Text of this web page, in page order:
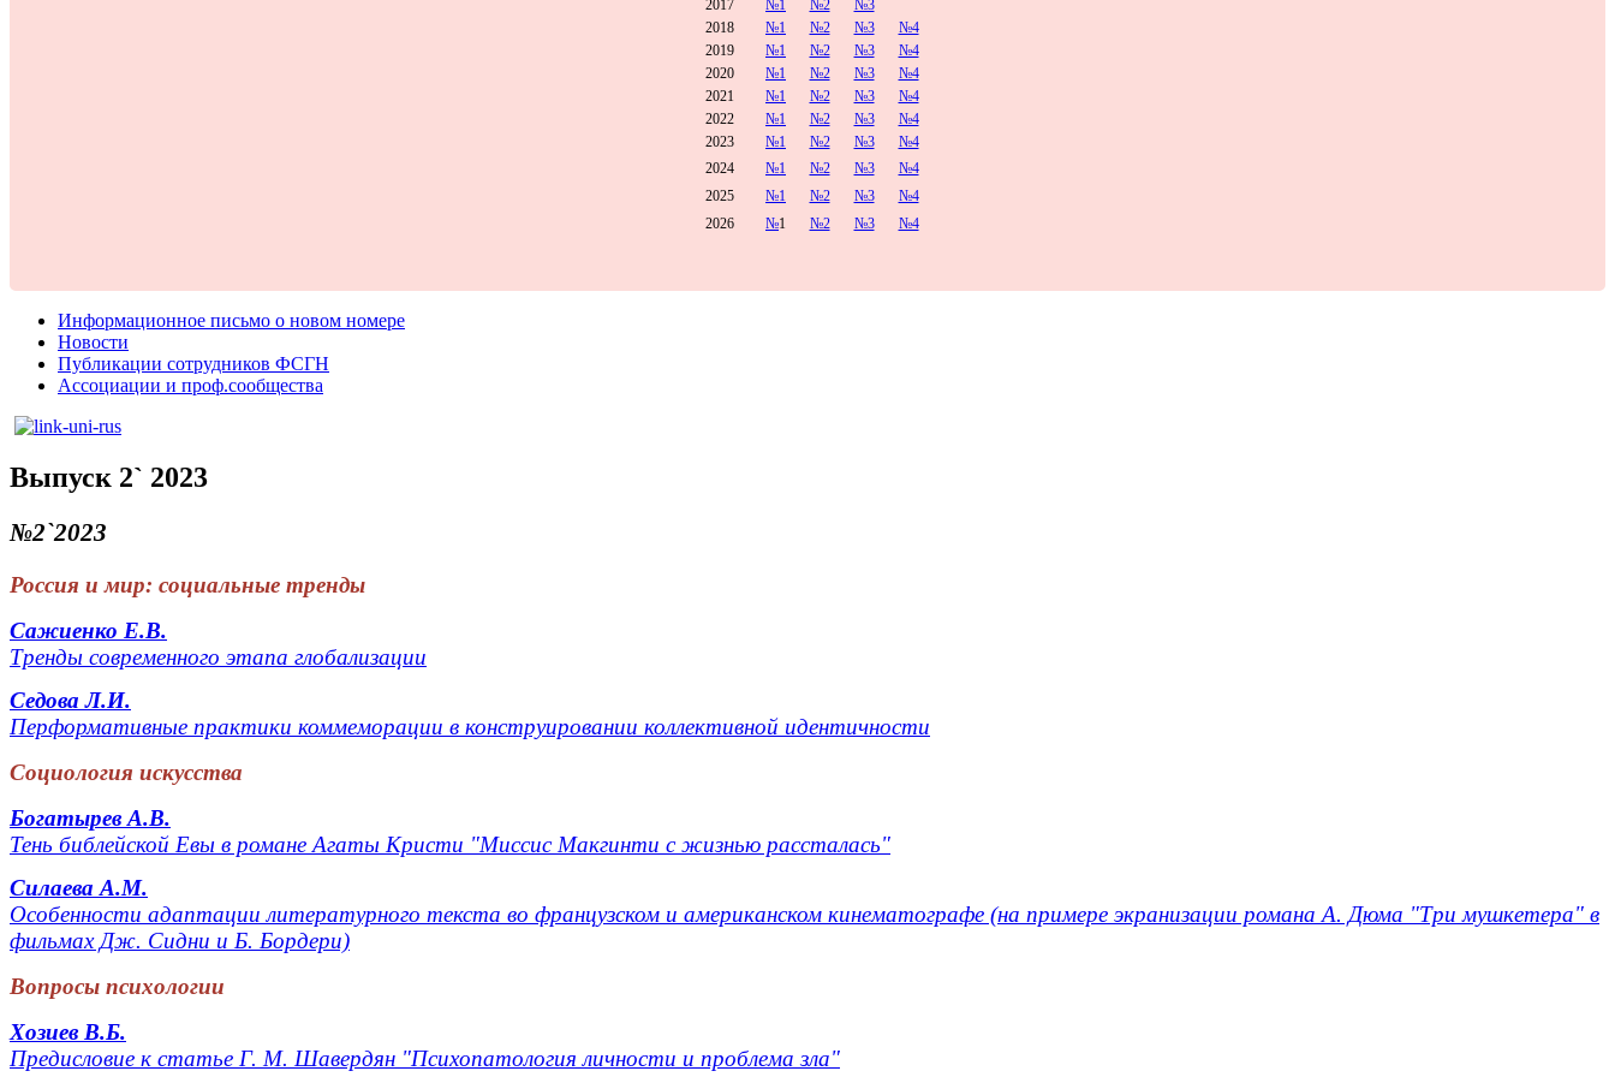
2017
№1 №2
№3
2018
№1 №2 №3
№4
2019
№1 №2 №3
№4
2020
№1 №2 №3
№4
2021
№1 №2 №3
№4
2022
№1 №2 №3
№4
2023
№1 №2 №3
№4
2024
№1 №2 №3
№4
2025
№1 №2 №3
№4
2026
№1 №2 №3 №4
Информационное письмо о новом номере
Новости
Публикации сотрудников ФСГН
Ассоциации и проф.сообщества
Выпуск 2` 2023
№2`2023
Россия и мир: социальные тренды
Сажиенко Е.В.
Тренды современного этапа глобализации
Седова Л.И.
Перформативные практики коммеморации в конструировании коллективной идентичности
Социология искусства
Богатырев А.В.
Тень библейской Евы в романе Агаты Кристи "Миссис Макгинти с жизнью рассталась"
Силаева А.М.
Особенности адаптации литературного текста во французском и американском кинематографе (на примере экранизации романа А. Дюма "Три мушкетера" в
фильмах Дж. Сидни и Б. Бордери)
Вопросы психологии
Хозиев В.Б.
Предисловие к статье Г. М. Шавердян "Психопатология личности и проблема зла"